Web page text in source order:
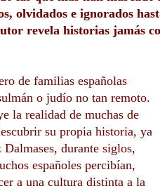
olvidados e ignorados
revela historias jamás
de familias españolas
o judío no tan remoto.
la realidad de muchas de
su propia historia, ya
durante siglos,
españoles percibían,
a una cultura distinta a la